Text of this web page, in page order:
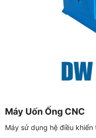
Máy Uốn Ống CNC
Máy sử dụng hệ điều